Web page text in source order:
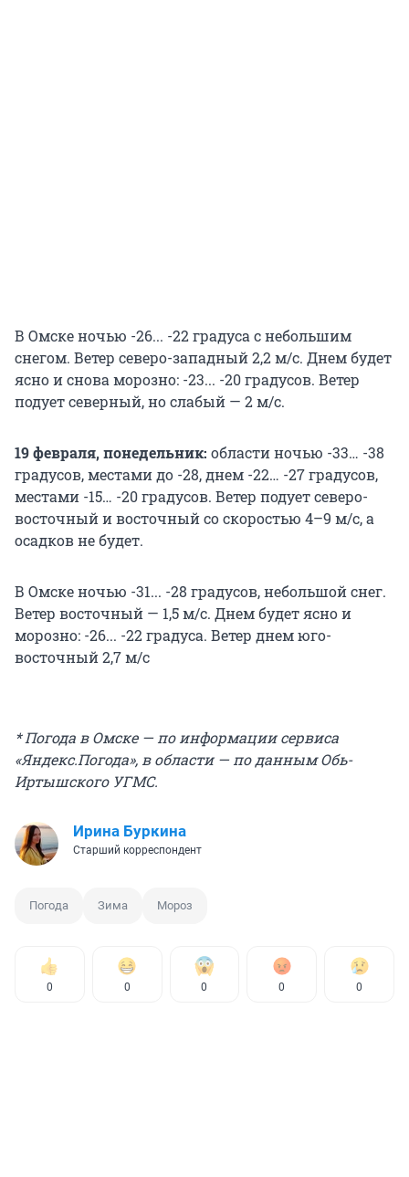
В Омске ночью -26... -22 градуса с небольшим
снегом. Ветер северо-западный 2,2 м/с. Днем будет
ясно и снова морозно: -23... -20 градусов. Ветер
подует северный, но слабый — 2 м/с.
19 февраля, понедельник: области ночью -33… -38
градусов, местами до -28, днем -22… -27 градусов,
местами -15… -20 градусов. Ветер подует северо-
восточный и восточный со скоростью 4–9 м/с, а
осадков не будет.
В Омске ночью -31... -28 градусов, небольшой снег.
Ветер восточный — 1,5 м/с. Днем будет ясно и
морозно: -26... -22 градуса. Ветер днем юго-
восточный 2,7 м/с
* Погода в Омске — по информации сервиса
«Яндекс.Погода», в области — по данным Обь-
Иртышского УГМС.
Ирина Буркина
Старший корреспондент
Погода Зима Мороз
0 0 0 0 0